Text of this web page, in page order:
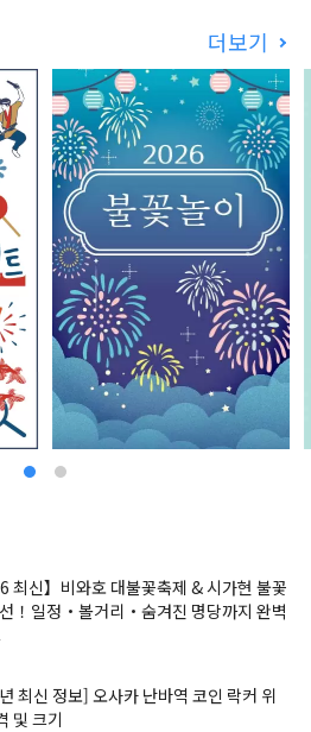
“전해”, 관광 자원을 “연마”, 관광으로
“공헌”할 수 있도록 활동하고 있습니
더보기
최신】비와호 대불꽃축제 & 시가현 불꽃
！일정・볼거리・숨겨진 명당까지 완벽
최신 정보] 오사카 난바역 코인 락커 위
및 크기